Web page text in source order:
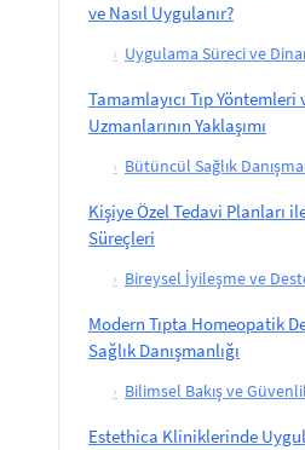
ve Nasıl Uygulanır?
› Uygulama Süreci ve
Tamamlayıcı Tıp Yöntemleri
Uzmanlarının Yaklaşımı
› Bütüncül Sağlık
Kişiye Özel Tedavi Planları
Süreçleri
› Bireysel İyileşme ve
Modern Tıpta Homeopatik
Sağlık Danışmanlığı
› Bilimsel Bakış ve
Estethica Kliniklerinde